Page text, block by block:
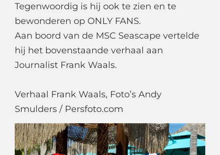
Tegenwoordig is hij ook te zien en te
bewonderen op ONLY FANS.
Aan boord van de MSC Seascape vertelde
hij het bovenstaande verhaal aan
Journalist Frank Waals.
Verhaal Frank Waals, Foto’s Andy
Smulders / Persfoto.com